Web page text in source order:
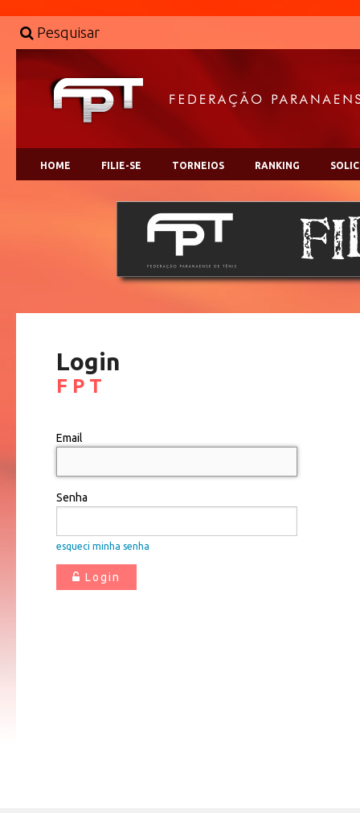
Pesquisar
HOME FILIE-SE TORNEIOS RANKING
Login
F P T
Email
Senha
esqueci minha senha
Login